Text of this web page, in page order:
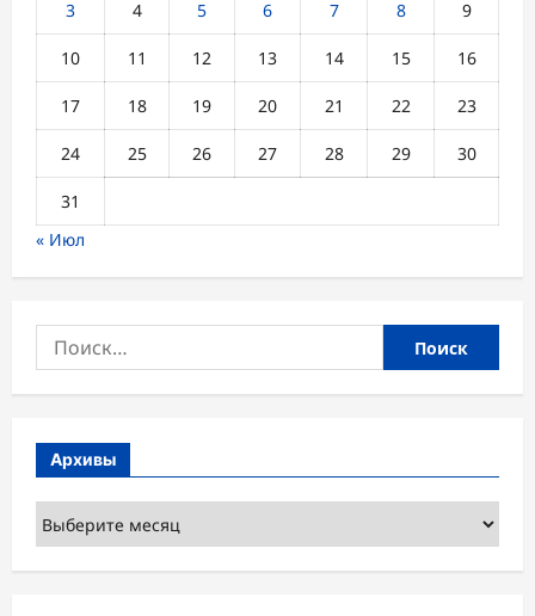
3 4 5 6 7 8 9
10 11 12 13 14 15 16
17 18 19 20 21 22 23
24 25 26 27 28 29 30
31
« Июл
Найти:
Архивы
Архивы